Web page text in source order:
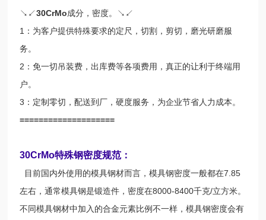
↘↙30CrMo成分，密度。↘↙
1：为客户提供特殊要求的定尺，切割，剪切，磨光研磨服
务。
2：免一切吊装费，出库费等各项费用，真正的让利于终端用
户。
3：定制零切，配送到厂，硬度服务，为企业节省人力成本。
====================
30CrMo特殊钢密度规范：
目前国内外使用的模具钢材而言，模具钢密度一般都在7.85
左右，通常模具钢是锻造件，密度在8000-8400千克/立方米。
不同模具钢材中加入的合金元素比例不一样，模具钢密度会有